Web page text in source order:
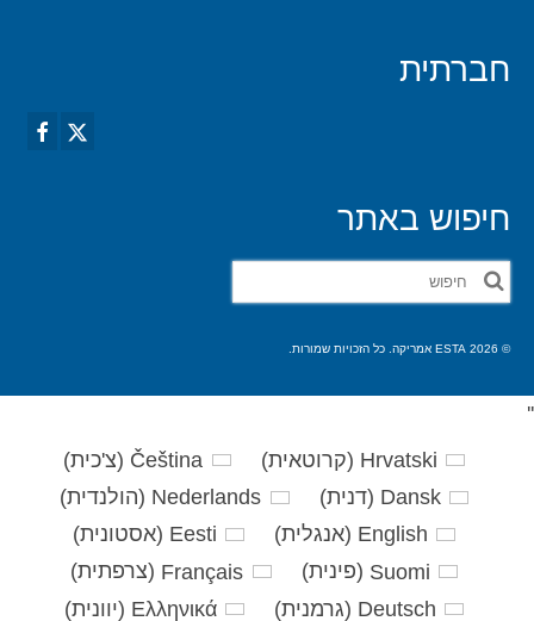
חברתית
חיפוש באתר
חפש
את:
© 2026 ESTA אמריקה. כל הזכויות שמורות.
'
'
Hrvatski
(קרוטאית)
Čeština
(צ'כית)
Dansk
(דנית)
Nederlands
(הולנדית)
English
(אנגלית)
Eesti
(אסטונית)
Suomi
(פינית)
Français
(צרפתית)
Deutsch
(גרמנית)
Ελληνικά
(יוונית)